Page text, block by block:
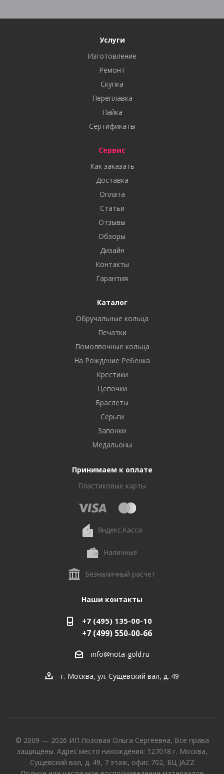
Услуги
Изготовление
Ремонт
Скупка
Переплавка
Пайка
Сертификаты
Сервис
Как заказать
Доставка
Оплата
Статьи
Отзывы
Обзоры
Дизайн
Контакты
Гарантия
Каталог
Обручальные кольца
Печатки
Помолвочные кольца
На Рождение Ребенка
Крестики
Цепочки
Браслеты
Серьги
Запонки
Медальоны
Принимаем к оплате
Пластиковые карты
Яндекс.Касса
Наличные
Безналичный расчет
Наши контакты
+7 (495) 135-00-10
+7 (499) 550-00-66
info@nota-gold.ru
г. Москва, ул. Сущевский вал, д. 49
© 2009 — 2026 ИП Лозовая Ольга Сергеевна, Все права
защищены. Адрес место нахождения: 127018 г. Москва,
Сущевский вал, д. 49, 7 этаж, офис 702, БЦ JAZZ